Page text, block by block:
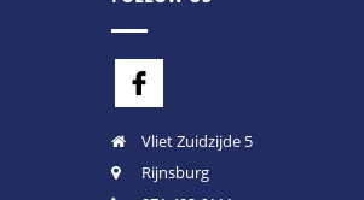
Vliet Zuidzijde 5
Rijnsburg